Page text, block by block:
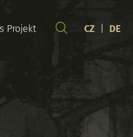
Projekt CZ DE